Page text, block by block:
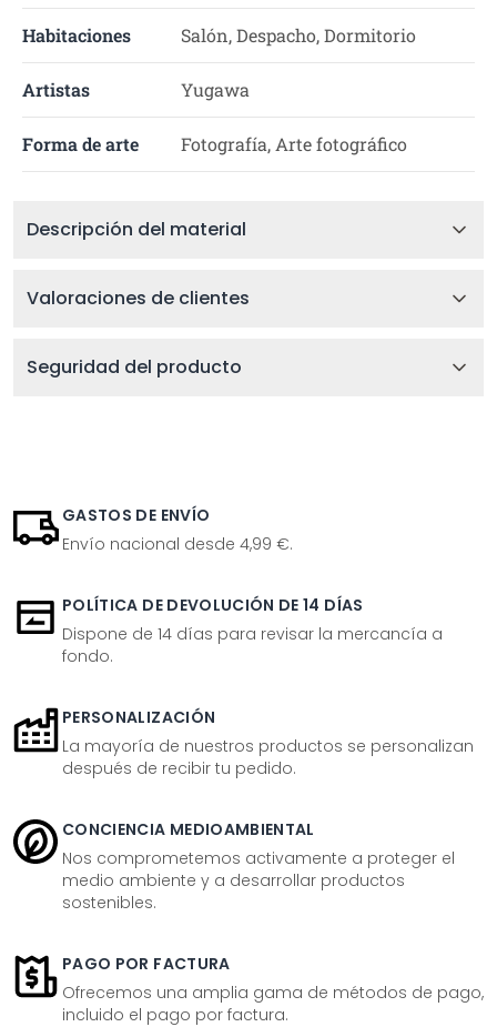
Habitaciones Salón, Despacho, Dormitorio
Artistas Yugawa
Forma de arte Fotografía, Arte fotográfico
Descripción del material
Valoraciones de clientes
Seguridad del producto
GASTOS DE ENVÍO
Envío nacional desde 4,99 €.
POLÍTICA DE DEVOLUCIÓN DE 14 DÍAS
Dispone de 14 días para revisar la mercancía a
fondo.
PERSONALIZACIÓN
La mayoría de nuestros productos se personalizan
después de recibir tu pedido.
CONCIENCIA MEDIOAMBIENTAL
Nos comprometemos activamente a proteger el
medio ambiente y a desarrollar productos
sostenibles.
PAGO POR FACTURA
Ofrecemos una amplia gama de métodos de pago,
incluido el pago por factura.